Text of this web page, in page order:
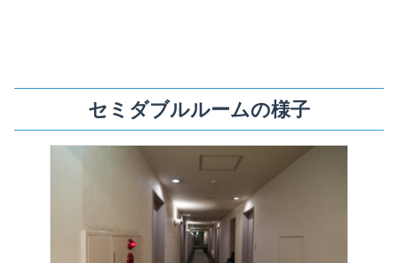
セミダブルルームの様子